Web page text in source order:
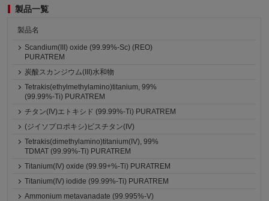
製品一覧
製品名
Scandium(III) oxide (99.99%-Sc) (REO)
PURATREM
炭酸スカンジウム(III)水和物
Tetrakis(ethylmethylamino)titanium, 99%
(99.99%-Ti) PURATREM
チタン(IV)エトキシド (99.99%-Ti) PURATREM
(ジイソプロポキシ)ビスチタン(IV)
Tetrakis(dimethylamino)titanium(IV), 99%
TDMAT (99.99%-Ti) PURATREM
Titanium(IV) oxide (99.99+%-Ti) PURATREM
Titanium(IV) iodide (99.99%-Ti) PURATREM
Ammonium metavanadate (99.995%-V)